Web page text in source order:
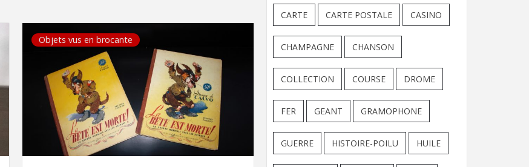
Objets vus en brocante
CARTE CARTE POSTALE CASINO
CHAMPAGNE CHANSON
COLLECTION COURSE DROME
FER GEANT GRAMOPHONE
GUERRE HISTOIRE-POILU HUILE